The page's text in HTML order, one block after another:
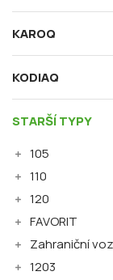
KAROQ
KODIAQ
STARŠÍ TYPY
105
110
120
FAVORIT
Zahraniční
1203